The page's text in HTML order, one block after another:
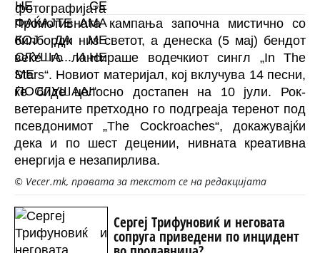
Промотивната кампања започна мистично со
билборди низ светот, а денеска (5 мај) бендот
веќе го лансираше водечкиот сингл „In The
Stars“. Новиот материјал, кој вклучува 14 песни,
ќе биде целосно достапен на 10 јули. Рок-
ветераните претходно го подгреаја теренот под
псевдонимот „The Cockroaches“, докажувајќи
дека и по шест децении, нивната креативна
енергија е незапирлива.
© Vecer.mk, правата за текстот се на редакцијата
Сергеј Трифуновиќ и неговата
сопруга приведени по инцидент